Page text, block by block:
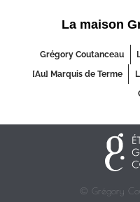
La maison
Grégory Coutanceau
[Au] Marquis de Terme
© Grégory